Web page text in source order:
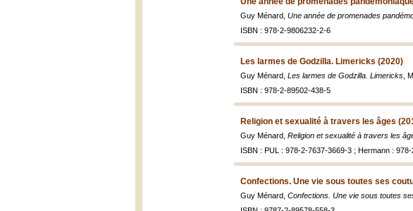
Guy Ménard, Une année de promenades
ISBN : 978-2-9806232-2-6
Les larmes de Godzilla. Limericks (2020)
Guy Ménard, Les larmes de Godzilla. Limericks ,
ISBN : 978-2-89502-438-5
Religion et sexualité à travers les âges
Guy Ménard, Religion et sexualité à travers les
ISBN : PUL : 978-2-7637-3669-3 ; Hermann :
Confections. Une vie sous toutes ses
Guy Ménard, Confections. Une vie sous toutes